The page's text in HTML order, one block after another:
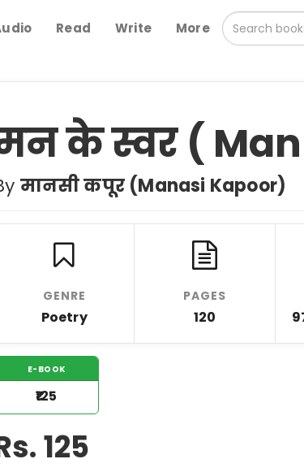
Read Write More
के स्वर (
मानसी कपूर (Manasi Kapoor)
GENRE
Poetry
PAGES
120
E-BOOK
₹125
125